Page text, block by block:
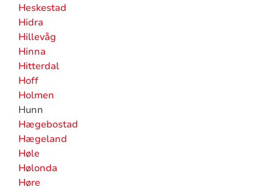
Heskestad
Hidra
Hillevåg
Hinna
Hitterdal
Hoff
Holmen
Hunn
Hægebostad
Hægeland
Høle
Hølonda
Høre